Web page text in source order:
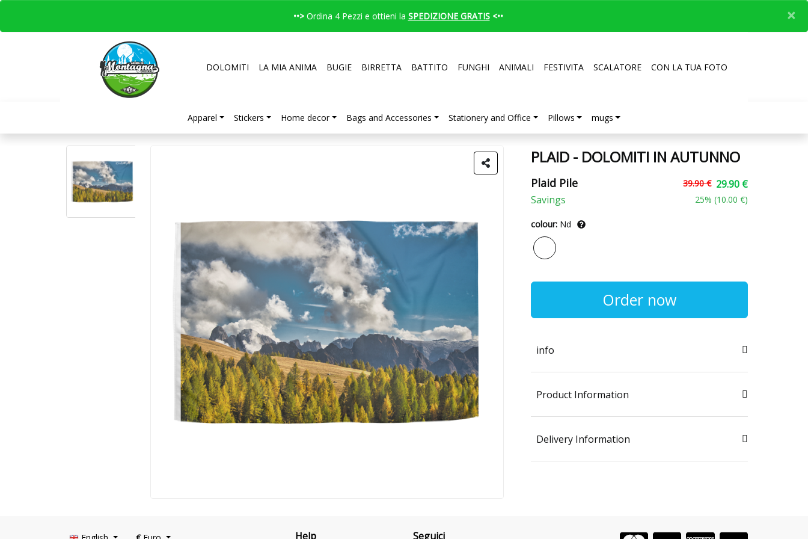
••> Ordina 4 Pezzi e ottieni la SPEDIZIONE GRATIS<•• ×
DOLOMITI LA MIA ANIMA BUGIE BIRRETTA BATTITO FUNGHI ANIMALI FESTIVITA SCALATORE CON LA TUA FOTO
Apparel Stickers Home decor Bags and Accessories Stationery and Office Pillows mugs
PLAID - DOLOMITI IN AUTUNNO
Plaid Pile
Savings
39.90 € 29.90 €
25% (10.00 €)
colour: Nd
Order now
info
Product Information
Delivery Information
Help Seguici